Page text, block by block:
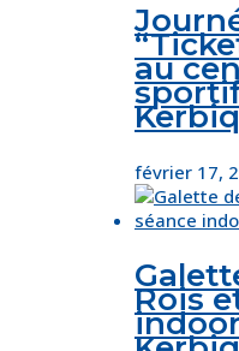
au
février 17,
Rois